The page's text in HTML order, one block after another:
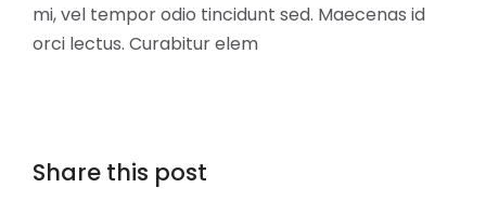
mi, vel tempor odio tincidunt sed. Maecenas id
orci lectus. Curabitur elem
Share this post